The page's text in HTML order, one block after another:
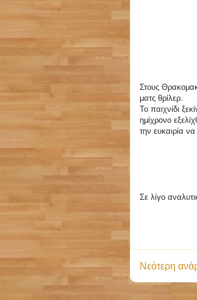
Στους
ματς θρίλερ.
Το παιχνίδι
ημίχρονο
την ευκαιρία
Σε λίγο
Νεότερη